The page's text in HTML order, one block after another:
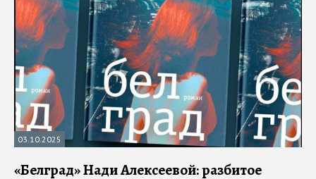
03.10.2025
«Белград» Нади Алексеевой: разбитое